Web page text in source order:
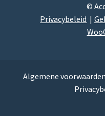
©
Privacybeleid
Algemene voorwaarden